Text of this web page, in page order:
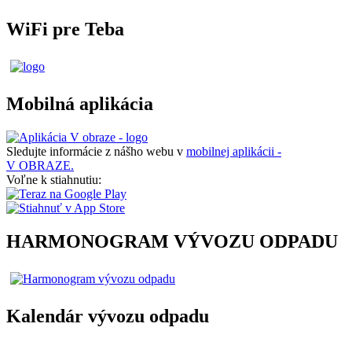
WiFi pre Teba
Mobilná aplikácia
Sledujte informácie z nášho webu v mobilnej aplikácii -
V OBRAZE.
Voľne k stiahnutiu:
HARMONOGRAM VÝVOZU ODPADU
Kalendár vývozu odpadu